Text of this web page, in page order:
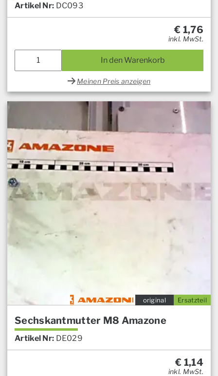
Artikel Nr: DC093
€ 1,76
inkl. MwSt.
In den Warenkorb
Meinen Preis anzeigen
Ersatzteil
original
Sechskantmutter M8 Amazone
Artikel Nr: DE029
€ 1,14
inkl. MwSt.